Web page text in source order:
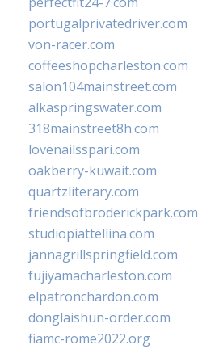
portugalprivatedriver.com
von-racer.com
coffeeshopcharleston.com
salon104mainstreet.com
alkaspringswater.com
318mainstreet8h.com
lovenailsspari.com
oakberry-kuwait.com
quartzliterary.com
friendsofbroderickpark.com
studiopiattellina.com
jannagrillspringfield.com
fujiyamacharleston.com
elpatronchardon.com
donglaishun-order.com
fiamc-rome2022.org